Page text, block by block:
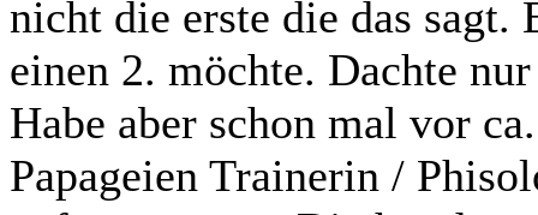
nicht die erste die das sagt.
einen 2. möchte. Dachte
Habe aber schon mal vor
Papageien Trainerin /